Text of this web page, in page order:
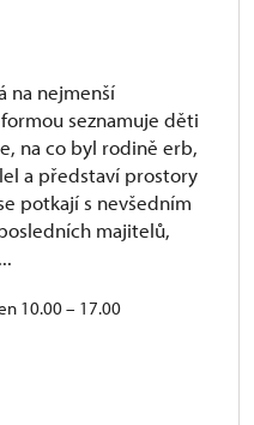
na nejmenší
seznamuje děti
na co byl rodině erb,
a představí prostory
potkají s nevšedním
majitelů,
10.00 – 17.00